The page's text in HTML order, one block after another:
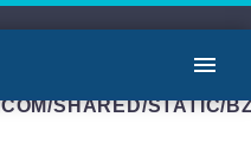
SHARED/STATIC/